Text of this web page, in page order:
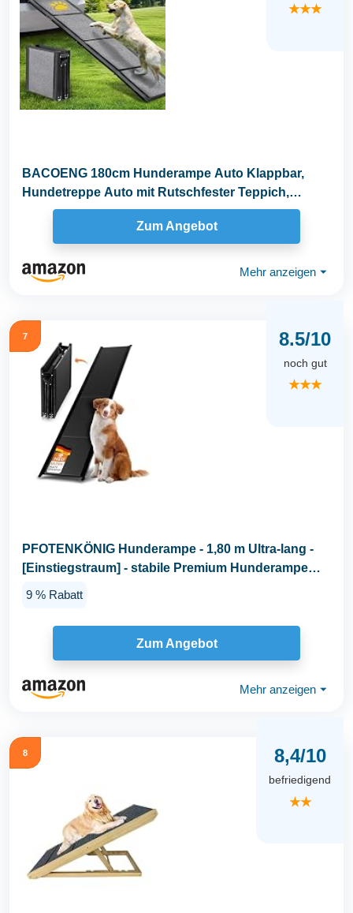
★★★
BACOENG 180cm Hunderampe Auto Klappbar,
Hundetreppe Auto mit Rutschfester Teppich,
rutschfest...
Zum Angebot
Mehr anzeigen ⏷
7 8.5/10
noch gut
★★★
PFOTENKÖNIG Hunderampe - 1,80 m Ultra-lang -
[Einstiegstraum] - stabile Premium Hunderampe
9 % Rabatt
Zum Angebot
Mehr anzeigen ⏷
8 8,4/10
befriedigend
★★